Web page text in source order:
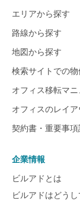
エリアから探す
路線から探す
地図から探す
検索サイトでの
オフィス移転マ
オフィスのレイ
契約書・重要事
企業情報
ビルアドとは
ビルアドはどう